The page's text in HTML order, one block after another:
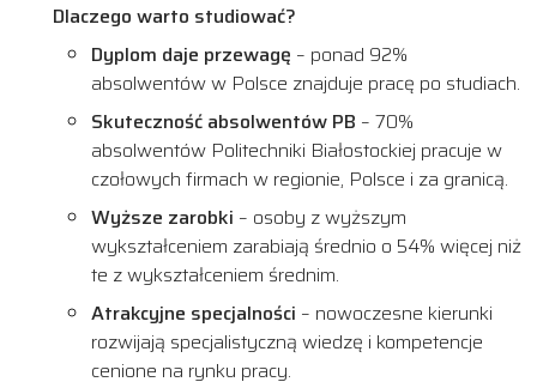
Dlaczego warto studiować?
Dyplom daje przewagę – ponad 92%
absolwentów w Polsce znajduje pracę po studiach.
Skuteczność absolwentów PB – 70%
absolwentów Politechniki Białostockiej pracuje w
czołowych firmach w regionie, Polsce i za granicą.
Wyższe zarobki – osoby z wyższym
wykształceniem zarabiają średnio o 54% więcej niż
te z wykształceniem średnim.
Atrakcyjne specjalności – nowoczesne kierunki
rozwijają specjalistyczną wiedzę i kompetencje
cenione na rynku pracy.